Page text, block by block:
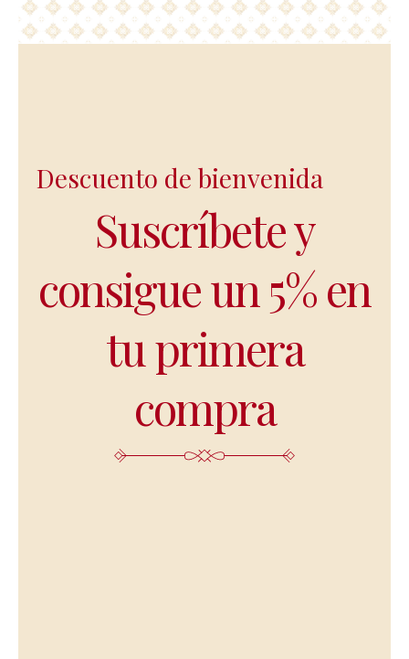
Descuento de bienvenida
Suscríbete y
consigue un 5% en
tu primera
compra